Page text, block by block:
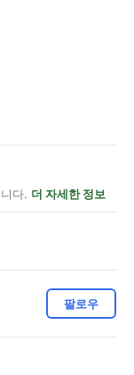
다. 더 자세한 정보
팔로우